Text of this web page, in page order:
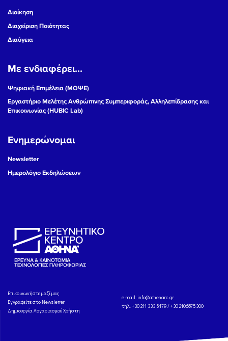
Διοίκηση
Διαχείριση Ποιότητας
Διαύγεια
Με ενδιαφέρει...
Ψηφιακή Επιμέλεια (ΜΟΨΕ)
Εργαστήριο Μελέτης Ανθρώπινης Συμπεριφοράς, Αλληλεπίδρασης και
Επικοινωνίας (HUBIC Lab)
Ενημερώνομαι
Newsletter
Ημερολόγιο Εκδηλώσεων
Eπικοινωνήστε μαζί μας
Εγγραφείτε στο Newsletter
Δημιουργία Λογαριασμού Χρήστη
e-mail: info@athenarc.gr
τηλ. +30 211 333 5179 / +30 2106875300